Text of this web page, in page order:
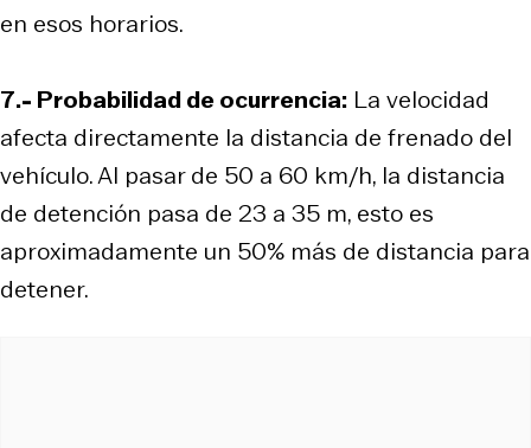
en esos horarios.
7.- Probabilidad de ocurrencia: La velocidad
afecta directamente la distancia de frenado del
vehículo. Al pasar de 50 a 60 km/h, la distancia
de detención pasa de 23 a 35 m, esto es
aproximadamente un 50% más de distancia para
detener.